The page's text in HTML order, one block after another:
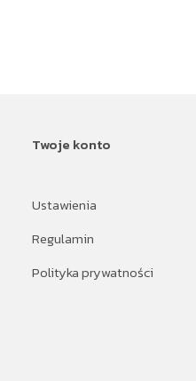
Twoje konto
Ustawienia
Regulamin
Polityka prywatności